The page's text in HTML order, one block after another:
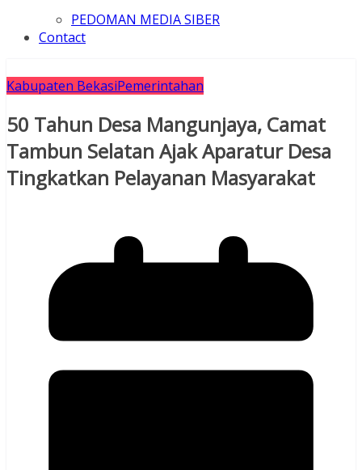
PEDOMAN MEDIA SIBER
Contact
Kabupaten BekasiPemerintahan
50 Tahun Desa Mangunjaya, Camat
Tambun Selatan Ajak Aparatur Desa
Tingkatkan Pelayanan Masyarakat